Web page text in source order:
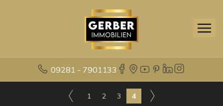
09281 - 7901133
1 2 3 4